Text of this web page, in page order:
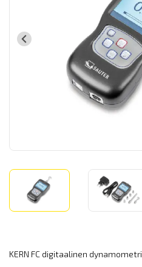
KERN FC digitaalinen dynamometri